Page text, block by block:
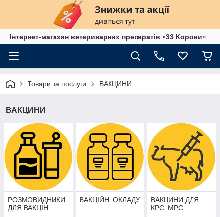
Інтернет-магазин ветеринарних препаратів «33 Корови»
Товари та послуги ВАКЦИНИ
ВАКЦИНИ
РОЗМОВИДНИКИ
ДЛЯ ВАКЦІН
ВАКЦІЙНІ ОКЛАДУ
ВАКЦИНИ ДЛЯ
КРС, МРС